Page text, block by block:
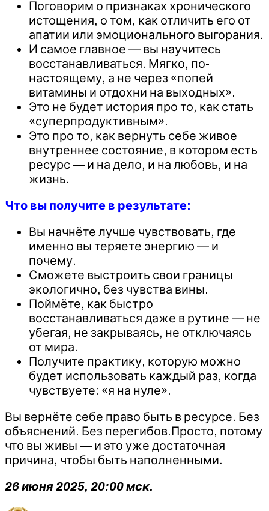
Поговорим о признаках хронического
истощения, о том, как отличить его от
апатии или эмоционального выгорания.
И самое главное — вы научитесь
восстанавливаться. Мягко, по-
настоящему, а не через «попей
витамины и отдохни на выходных».
Это не будет история про то, как стать
«суперпродуктивным».
Это про то, как вернуть себе живое
внутреннее состояние, в котором есть
ресурс — и на дело, и на любовь, и на
жизнь.
Что вы получите в результате:
Вы начнёте лучше чувствовать, где
именно вы теряете энергию — и
почему.
Сможете выстроить свои границы
экологично, без чувства вины.
Поймёте, как быстро
восстанавливаться даже в рутине — не
убегая, не закрываясь, не отключаясь
от мира.
Получите практику, которую можно
будет использовать каждый раз, когда
чувствуете: «я на нуле».
Вы вернёте себе право быть в ресурсе. Без
объяснений. Без перегибов.Просто, потому
что вы живы — и это уже достаточная
причина, чтобы быть наполненными.
26 июня 2025, 20:00 мск.